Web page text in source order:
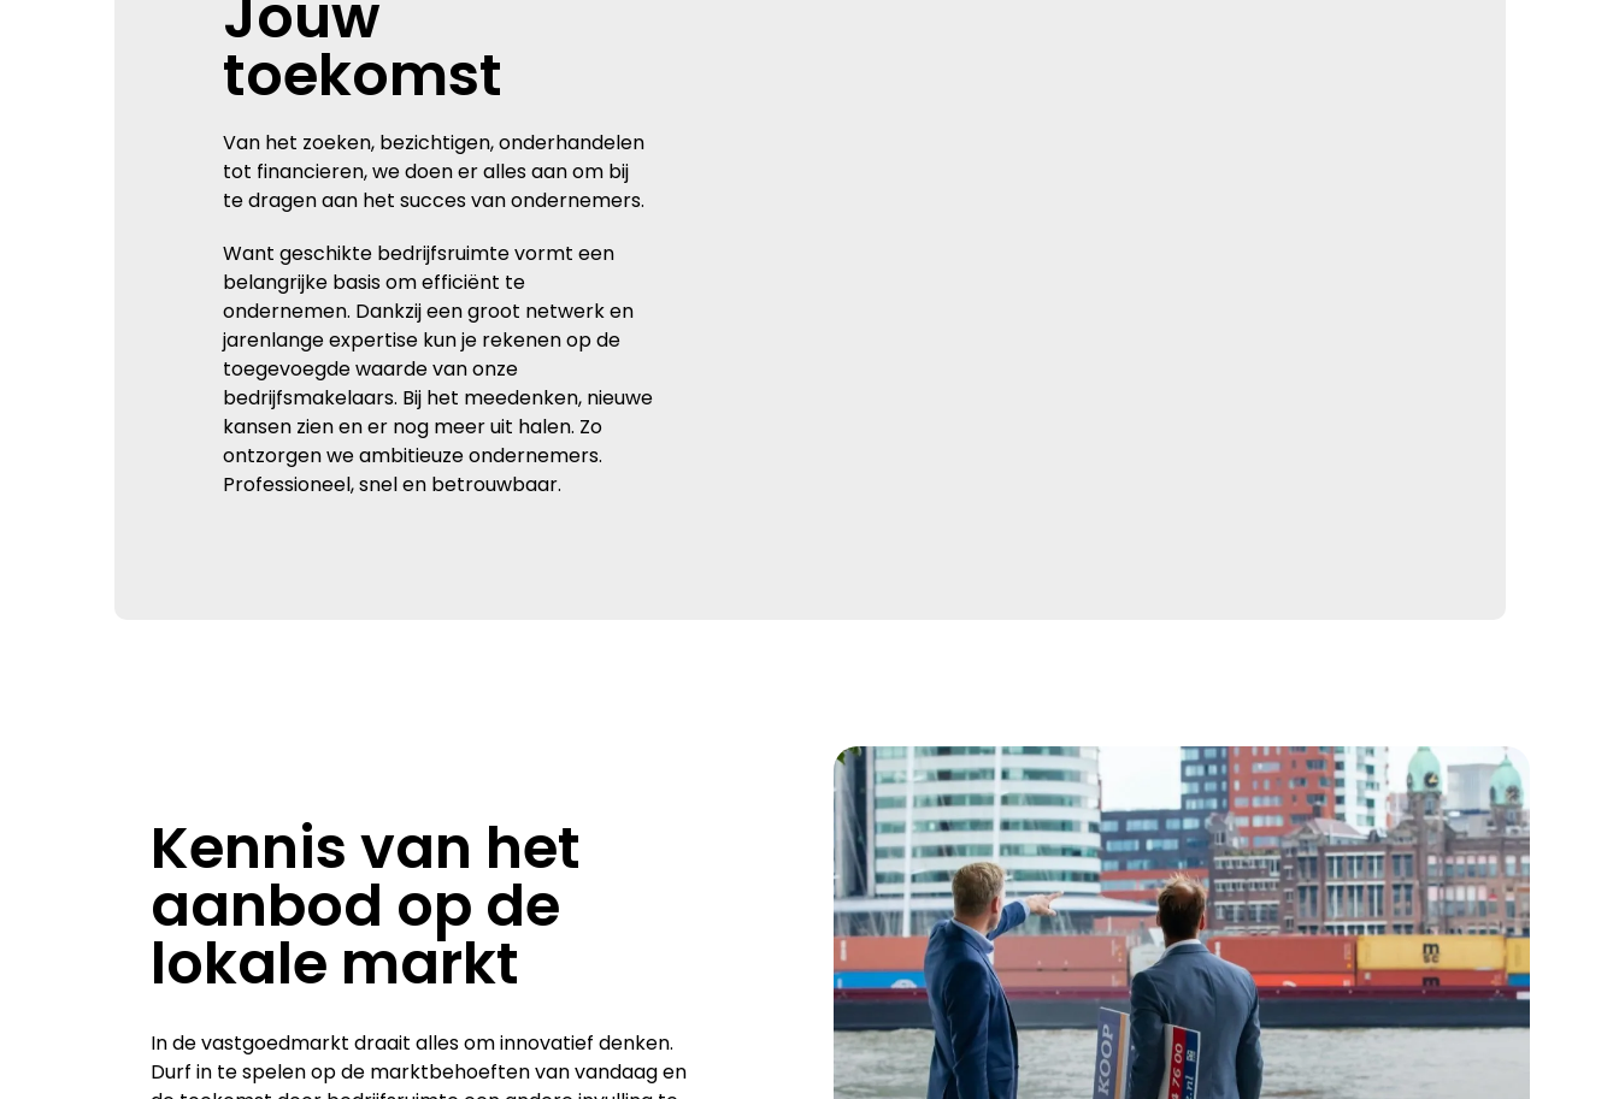
Jouw
toekomst
Van het zoeken, bezichtigen, onderhandelen
tot financieren, we doen er alles aan om bij
te dragen aan het succes van ondernemers.
Want geschikte bedrijfsruimte vormt een
belangrijke basis om efficiënt te
ondernemen. Dankzij een groot netwerk en
jarenlange expertise kun je rekenen op de
toegevoegde waarde van onze
bedrijfsmakelaars. Bij het meedenken, nieuwe
kansen zien en er nog meer uit halen. Zo
ontzorgen we ambitieuze ondernemers.
Professioneel, snel en betrouwbaar.
Kennis van het
aanbod op de
lokale markt
In de vastgoedmarkt draait alles om innovatief denken.
Durf in te spelen op de marktbehoeften van vandaag en